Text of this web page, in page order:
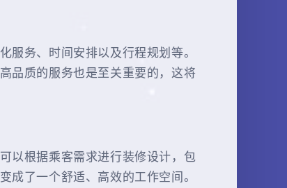
务、时间安排以及行程规划等。
品质的服务也是至关重要的，这将
以根据乘客需求进行装修设计，包
了一个舒适、高效的工作空间。